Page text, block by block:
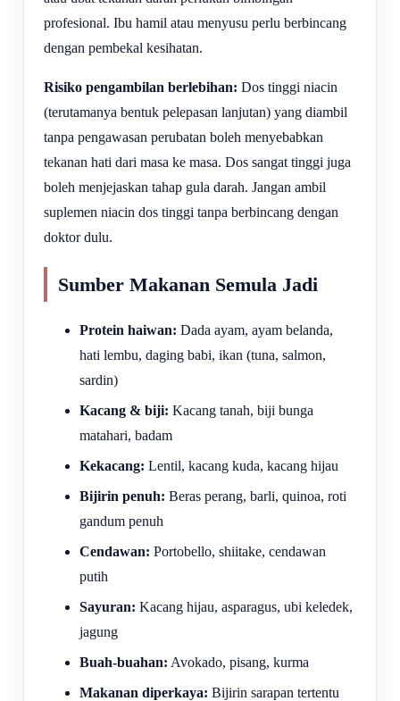
profesional. Ibu hamil atau menyusu perlu berbincang
dengan pembekal kesihatan.
Risiko pengambilan berlebihan: Dos tinggi niacin
(terutamanya bentuk pelepasan lanjutan) yang diambil
tanpa pengawasan perubatan boleh menyebabkan
tekanan hati dari masa ke masa. Dos sangat tinggi juga
boleh menjejaskan tahap gula darah. Jangan ambil
suplemen niacin dos tinggi tanpa berbincang dengan
doktor dulu.
Sumber Makanan Semula Jadi
Protein haiwan: Dada ayam, ayam belanda,
hati lembu, daging babi, ikan (tuna, salmon,
sardin)
Kacang & biji: Kacang tanah, biji bunga
matahari, badam
Kekacang: Lentil, kacang kuda, kacang hijau
Bijirin penuh: Beras perang, barli, quinoa, roti
gandum penuh
Cendawan: Portobello, shiitake, cendawan
putih
Sayuran: Kacang hijau, asparagus, ubi keledek,
jagung
Buah-buahan: Avokado, pisang, kurma
Makanan diperkaya: Bijirin sarapan tertentu